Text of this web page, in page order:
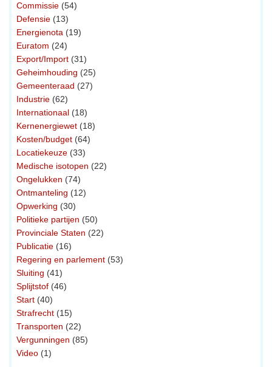
Commissie (54)
Defensie (13)
Energienota (19)
Euratom (24)
Export/Import (31)
Geheimhouding (25)
Gemeenteraad (27)
Industrie (62)
Internationaal (18)
Kernenergiewet (18)
Kosten/budget (64)
Locatiekeuze (33)
Medische isotopen (22)
Ongelukken (74)
Ontmanteling (12)
Opwerking (30)
Politieke partijen (50)
Provinciale Staten (22)
Publicatie (16)
Regering en parlement (53)
Sluiting (41)
Splijtstof (46)
Start (40)
Strafrecht (15)
Transporten (22)
Vergunningen (85)
Video (1)